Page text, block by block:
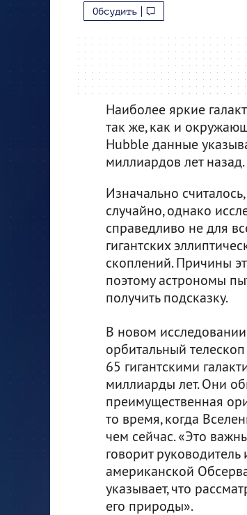
Обсудить
Наиболее яркие
так же, как и
Hubble данные
миллиардов лет назад.
Изначально
случайно, однако
справедливо не для
гигантских
скоплений. Причины
поэтому астрономы
получить подсказку.
В новом
орбитальный
65 гигантскими
миллиарды лет. Они
преимущественная
то время, когда
чем сейчас. «Это
говорит
американской
указывает, что
его природы».